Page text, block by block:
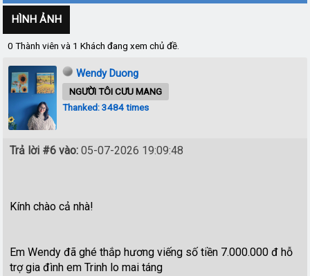
HÌNH ẢNH
0 Thành viên và 1 Khách đang xem chủ đề.
Wendy Duong
NGƯỜI TÔI CƯU MANG
Thanked: 3484 times
Trả lời #6 vào: 05-07-2026 19:09:48
Kính chào cả nhà!
Em Wendy đã ghé thắp hương viếng số tiền 7.000.000 đ hỗ
trợ gia đình em Trinh lo mai táng